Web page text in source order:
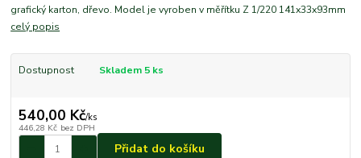
grafický karton, dřevo. Model je vyroben v měřítku Z 1/220 141x33x93mm
celý popis
Dostupnost Skladem 5 ks
540,00 Kč/ks
446,28 Kč bez DPH
Přidat do košíku